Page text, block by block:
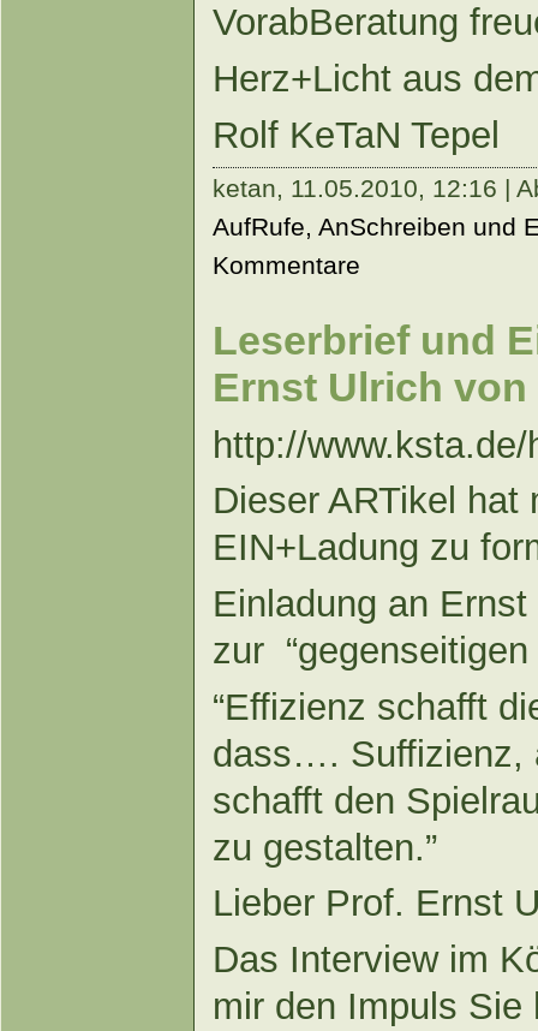
VorabBeratung
Herz+Licht aus
Rolf KeTaN Tepel
ketan, 11.05.2010, 12:16 |
AufRufe, AnSchreiben und
Kommentare
Leserbrief und
Ernst Ulrich von
http://
Dieser ARTikel hat
EIN+Ladung zu
Einladung an
zur “gegenseitigen
“Effizienz schafft
dass…. Suffizienz,
schafft den
zu gestalten.”
Lieber Prof. Ernst
Das Interview im
mir den Impuls